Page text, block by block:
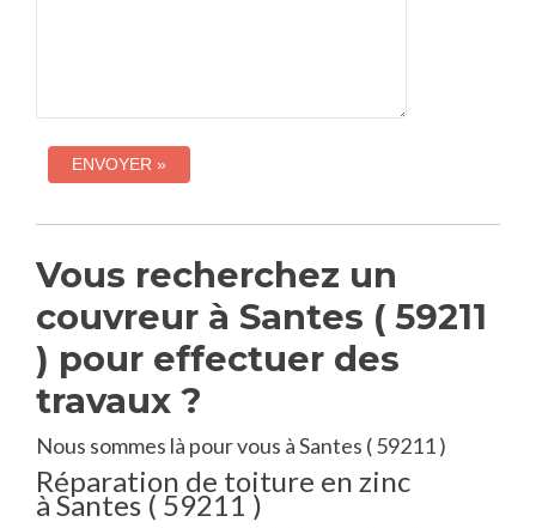
Vous recherchez un
couvreur à Santes ( 59211
) pour effectuer des
travaux ?
Nous sommes là pour vous à Santes ( 59211 )
Réparation de toiture en zinc
à Santes ( 59211 )